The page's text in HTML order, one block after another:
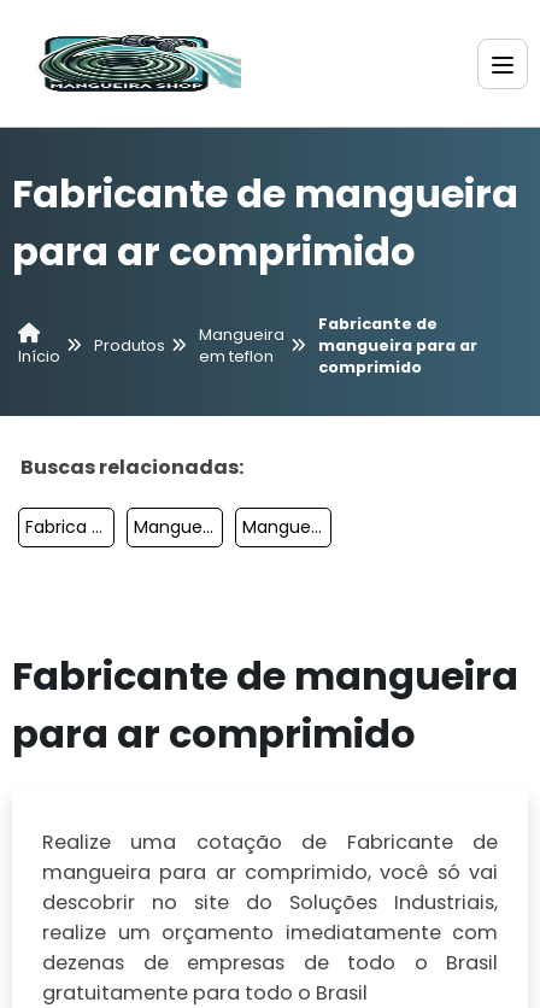
Fabricante de mangueira
para ar comprimido
Início
Produtos
Mangueira
em teflon
Fabricante de
mangueira para ar
comprimido
Buscas relacionadas:
Fabrica De Mangueira Preta Para Agua Mangueira Micro Perfurada Para Irrigação Mangueira Pvc 3 Polegadas
Fabricante de mangueira
para ar comprimido
Realize uma cotação de Fabricante de
mangueira para ar comprimido, você só vai
descobrir no site do Soluções Industriais,
realize um orçamento imediatamente com
dezenas de empresas de todo o Brasil
gratuitamente para todo o Brasil